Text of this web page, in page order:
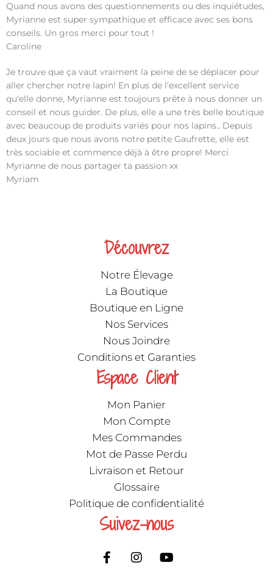
Quand nous avons des questionnements ou des inquiétudes,
Myrianne est super sympathique et efficace avec ses bons
conseils. Un gros merci pour tout !
Caroline
Je trouve que ça vaut vraiment la peine de se déplacer pour
aller chercher notre lapin! En plus de l'excellent service
qu'elle donne, Myrianne est toujours prête à nous donner un
conseil et nous guider. De plus, elle a une très belle boutique
avec beaucoup de produits variés pour nos lapins.. Depuis
deux jours que nous avons notre petite Gaufrette, elle est
très sociable et commence déjà à être propre! Merci
Myrianne de nous partager ta passion xx
Myriam
Découvrez
Notre Élevage
La Boutique
Boutique en Ligne
Nos Services
Nous Joindre
Conditions et Garanties
Espace Client
Mon Panier
Mon Compte
Mes Commandes
Mot de Passe Perdu
Livraison et Retour
Glossaire
Politique de confidentialité
Suivez-nous
F
a
I
n
Y
o